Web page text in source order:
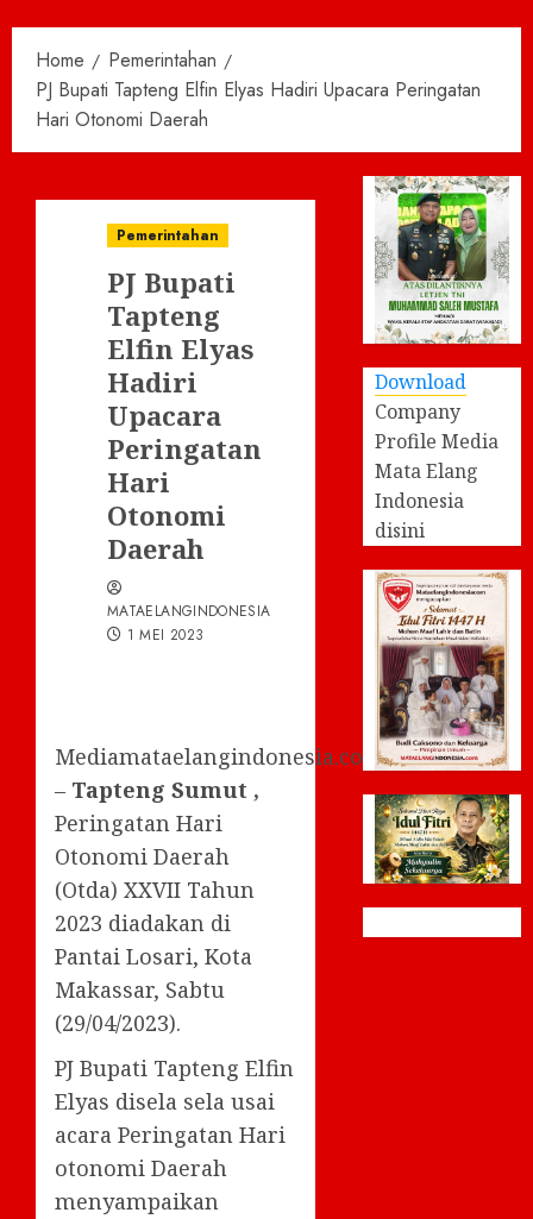
Home
Pemerintahan
PJ Bupati Tapteng Elfin Elyas Hadiri Upacara Peringatan
Hari Otonomi Daerah
Pemerintahan
PJ Bupati
Tapteng
Elfin Elyas
Hadiri
Upacara
Peringatan
Hari
Otonomi
Daerah
MATAELANGINDONESIA
1 MEI 2023
Mediamataelangindonesia.com
– Tapteng Sumut ,
Peringatan Hari
Otonomi Daerah
(Otda) XXVII Tahun
2023 diadakan di
Pantai Losari, Kota
Makassar, Sabtu
(29/04/2023).
PJ Bupati Tapteng Elfin
Elyas disela sela usai
acara Peringatan Hari
otonomi Daerah
menyampaikan
Download
Company
Profile Media
Mata Elang
Indonesia
disini